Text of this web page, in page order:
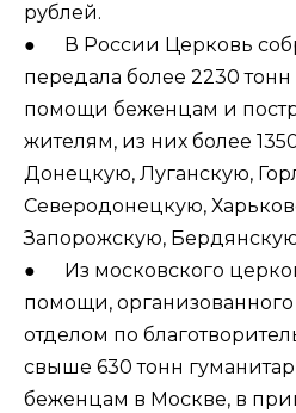
рублей.
● В России Церковь
передала более 2230
помощи беженцам и
жителям, из них более
Донецкую, Луганскую,
Северодонецкую,
Запорожскую,
● Из московского
помощи,
отделом по
свыше 630 тонн
беженцам в Москве, в